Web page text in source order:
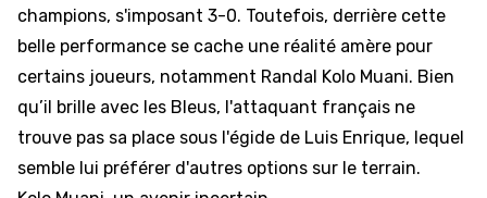
champions, s'imposant 3-0. Toutefois, derrière cette
belle performance se cache une réalité amère pour
certains joueurs, notamment Randal Kolo Muani. Bien
qu’il brille avec les Bleus, l'attaquant français ne
trouve pas sa place sous l'égide de Luis Enrique, lequel
semble lui préférer d'autres options sur le terrain.